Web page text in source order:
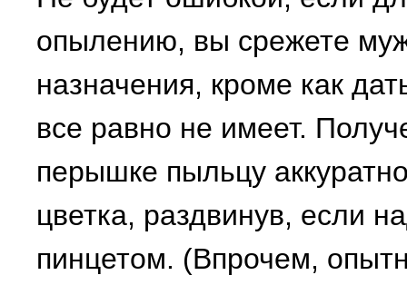
опылению, вы срежете
назначения, кроме как
все равно не имеет.
перышке пыльцу
цветка, раздвинув, если
пинцетом. (Впрочем,